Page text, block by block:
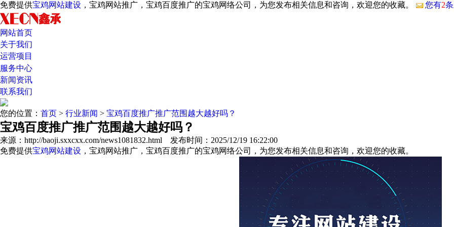
免费提供宝鸡网站建设 ，宝鸡网站推广，宝鸡百度推广的宝鸡网络公司，为您发布相关信息和咨询，欢迎您的收藏。 您有2
网站首页
关于我们
运营项目
服务中心
新闻资讯
联系我们
您的位置： 首页 > 行业新闻 > 宝鸡百度推广推广范围越大越好吗？
宝鸡百度推广推广范围越大越好吗？
来源：http://baoji.sxxcxx.com/news1081832.html 发布时间：2025/12/19 16:22:00
免费提供宝鸡网站建设 ，宝鸡网站推广，宝鸡百度推广的宝鸡网络公司，为您发布相关信息和咨询，欢迎您的收藏。